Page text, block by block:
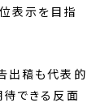
表示を目指
出稿も代表的
待できる反面